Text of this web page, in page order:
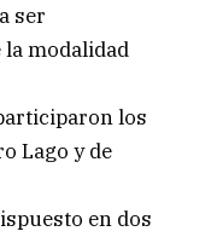
ser
la modalidad
los
Lago y de
en dos